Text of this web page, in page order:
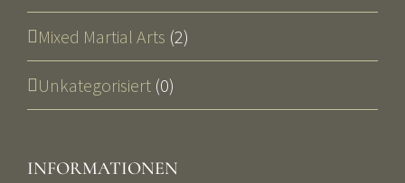
Mixed Martial Arts (2)
Unkategorisiert (0)
INFORMATIONEN